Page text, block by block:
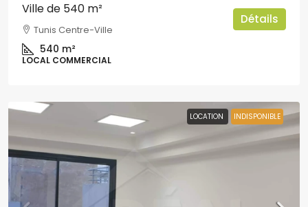
Ville de 540 m²
Tunis Centre-Ville
540 m²
LOCAL COMMERCIAL
Détails
LOCATION INDISPONIBLE